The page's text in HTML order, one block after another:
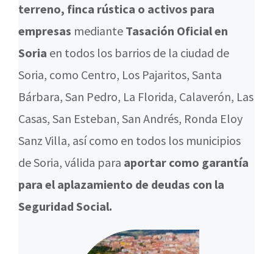
terreno, finca rústica o activos para
empresas mediante Tasación Oficial en
Soria en todos los barrios de la ciudad de
Soria, como Centro, Los Pajaritos, Santa
Bárbara, San Pedro, La Florida, Calaverón, Las
Casas, San Esteban, San Andrés, Ronda Eloy
Sanz Villa, así como en todos los municipios
de Soria, válida para aportar como garantía
para el aplazamiento de deudas con la
Seguridad Social.